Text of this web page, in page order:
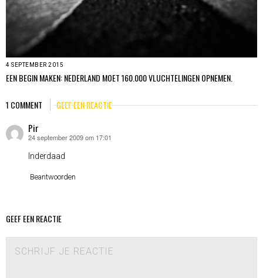
4 SEPTEMBER 2015
EEN BEGIN MAKEN: NEDERLAND MOET 160.000 VLUCHTELINGEN OPNEMEN.
1 COMMENT GEEF EEN REACTIE
Pir
schreef:
24 september 2009 om 17:01
Inderdaad
Beantwoorden
GEEF EEN REACTIE